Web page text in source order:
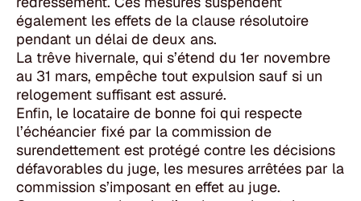
également les effets de la clause résolutoire
pendant un délai de deux ans.
La trêve hivernale, qui s’étend du 1er novembre
au 31 mars, empêche tout expulsion sauf si un
relogement suffisant est assuré.
Enfin, le locataire de bonne foi qui respecte
l’échéancier fixé par la commission de
surendettement est protégé contre les décisions
défavorables du juge, les mesures arrêtées par la
commission s’imposant en effet au juge.